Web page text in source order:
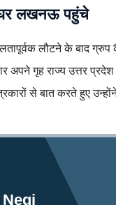
घर लखनऊ पहुंचे
लौटने के बाद
अपने गृह राज्य उत्तर
से बात करते हुए